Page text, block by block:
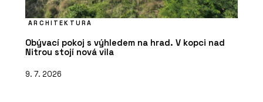
ARCHITEKTURA
Obývací pokoj s výhledem na hrad. V kopci nad
Nitrou stojí nová vila
9. 7. 2026